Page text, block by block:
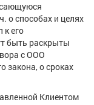
о способах и целях
к его
быть раскрыты
с ООО
закона, о сроках
Клиентом